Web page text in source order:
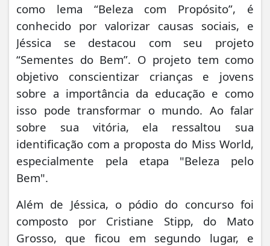
como lema “Beleza com Propósito”, é
conhecido por valorizar causas sociais, e
Jéssica se destacou com seu projeto
“Sementes do Bem”. O projeto tem como
objetivo conscientizar crianças e jovens
sobre a importância da educação e como
isso pode transformar o mundo. Ao falar
sobre sua vitória, ela ressaltou sua
identificação com a proposta do Miss World,
especialmente pela etapa "Beleza pelo
Bem".
Além de Jéssica, o pódio do concurso foi
composto por Cristiane Stipp, do Mato
Grosso, que ficou em segundo lugar, e